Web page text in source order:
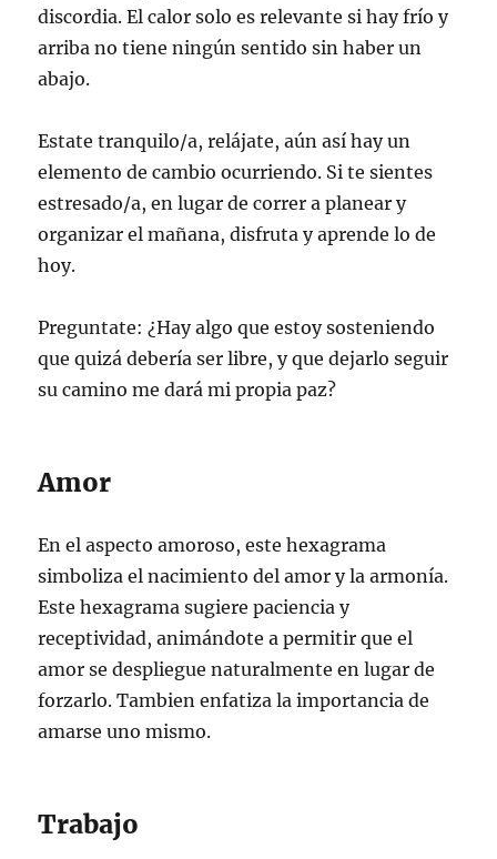
discordia. El calor solo es relevante si hay frío y
arriba no tiene ningún sentido sin haber un
abajo.
Estate tranquilo/a, relájate, aún así hay un
elemento de cambio ocurriendo. Si te sientes
estresado/a, en lugar de correr a planear y
organizar el mañana, disfruta y aprende lo de
hoy.
Preguntate: ¿Hay algo que estoy sosteniendo
que quizá debería ser libre, y que dejarlo seguir
su camino me dará mi propia paz?
Amor
En el aspecto amoroso, este hexagrama
simboliza el nacimiento del amor y la armonía.
Este hexagrama sugiere paciencia y
receptividad, animándote a permitir que el
amor se despliegue naturalmente en lugar de
forzarlo. Tambien enfatiza la importancia de
amarse uno mismo.
Trabajo